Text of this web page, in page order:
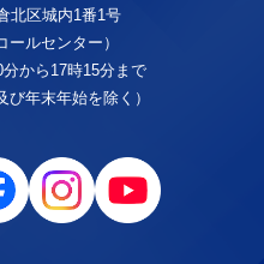
北区城内1番1号
ールセンター）
から17時15分まで
び年末年始を除く）